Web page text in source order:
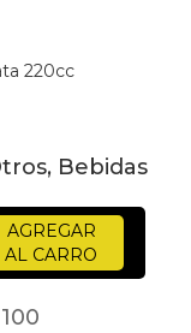
220cc
Bebidas
AGREGAR
AL CARRO